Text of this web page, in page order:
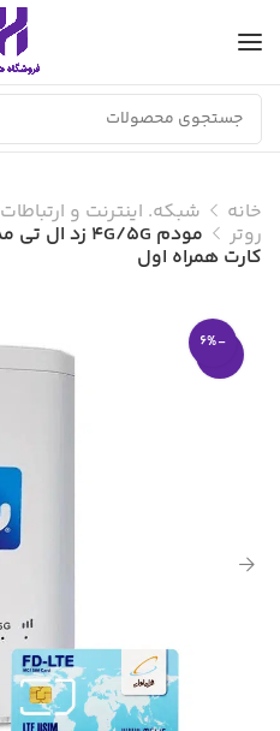
خانه شبکه. اینترنت و ارتباطات
روتر
کارت همراه اول
-6%